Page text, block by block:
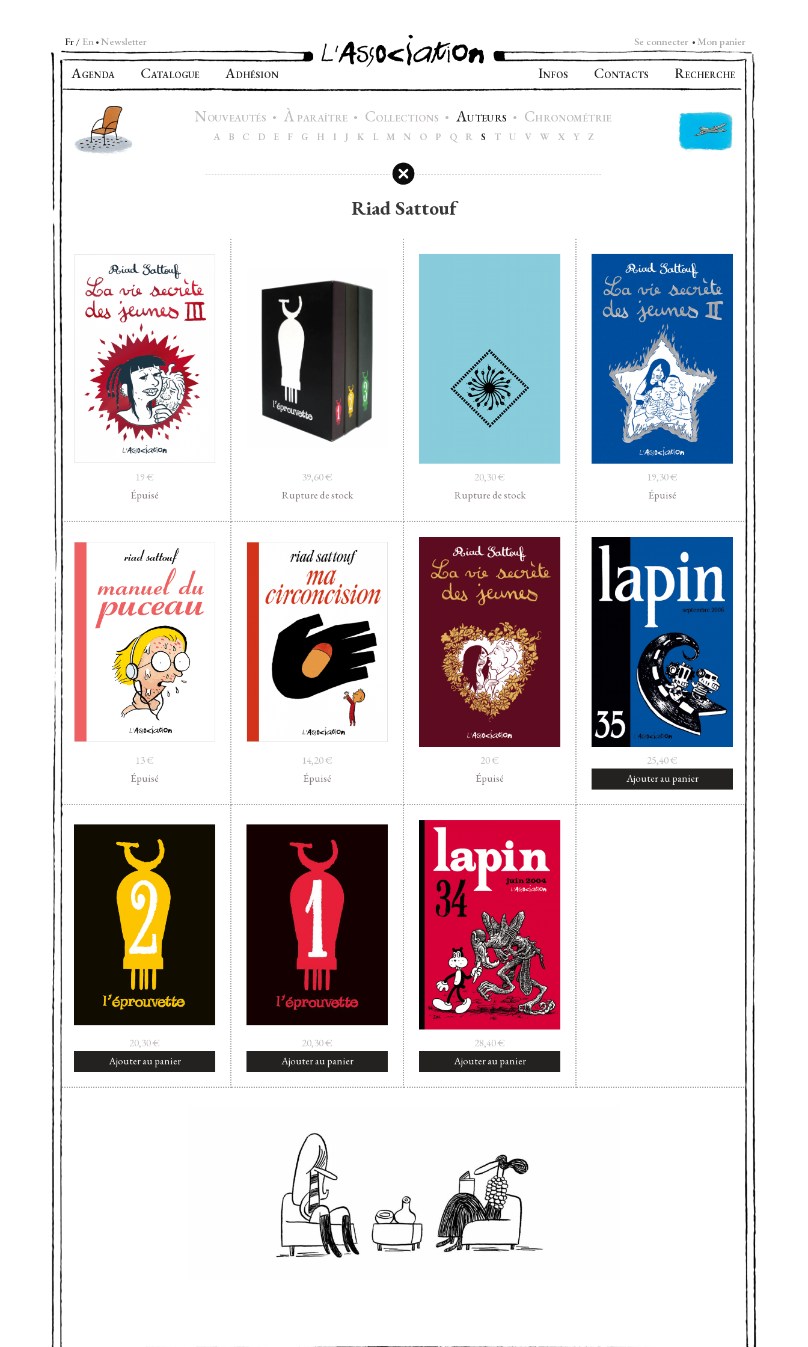
Fr En•Newsletter Se connecter •Mon panier
AGENDA CATALOGUE ADHÉSION INFOS CONTACTS RECHERCHE
NOUVEAUTÉS • ÀPARAÎTRE • COLLECTIONS • AUTEURS • CHRONOMÉTRIE
A
B C D E F G H I J K L M N O P Q R S T U V W X Y Z
Riad Sattouf
19€
Épuisé
39,60€
Rupture de stock
20,30€
Rupture de stock
19,30€
Épuisé
13€
Épuisé
14,20€
Épuisé
20€
Épuisé
25,40€
Ajouter au panier
20,30€
Ajouter au panier
20,30€
Ajouter au panier
28,40€
Ajouter au panier